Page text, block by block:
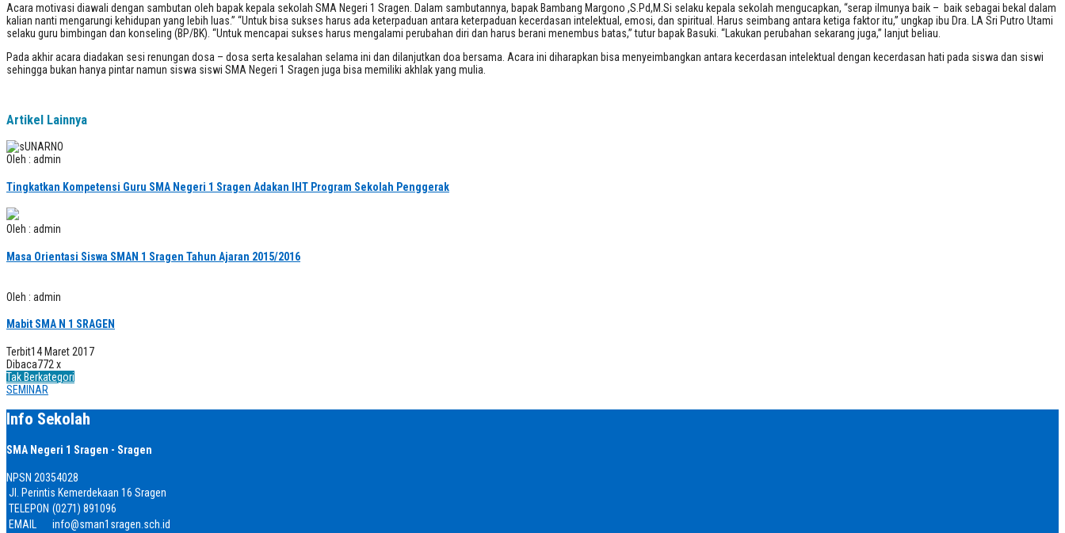
Acara motivasi diawali dengan sambutan oleh bapak kepala sekolah SMA Negeri 1 Sragen. Dalam sambutannya, bapak Bambang Margono ,S.Pd,M.Si selaku kepala sekolah mengucapkan, “serap ilmunya baik – baik sebagai bekal dalam
kalian nanti mengarungi kehidupan yang lebih luas.” “Untuk bisa sukses harus ada keterpaduan antara keterpaduan kecerdasan intelektual, emosi, dan spiritual. Harus seimbang antara ketiga faktor itu,” ungkap ibu Dra. LA Sri Putro Utami
selaku guru bimbingan dan konseling (BP/BK). “Untuk mencapai sukses harus mengalami perubahan diri dan harus berani menembus batas,” tutur bapak Basuki. “Lakukan perubahan sekarang juga,” lanjut beliau.
Pada akhir acara diadakan sesi renungan dosa – dosa serta kesalahan selama ini dan dilanjutkan doa bersama. Acara ini diharapkan bisa menyeimbangkan antara kecerdasan intelektual dengan kecerdasan hati pada siswa dan siswi
sehingga bukan hanya pintar namun siswa siswi SMA Negeri 1 Sragen juga bisa memiliki akhlak yang mulia.
Artikel Lainnya
Oleh : admin
Tingkatkan Kompetensi Guru SMA Negeri 1 Sragen Adakan IHT Program Sekolah Penggerak
Oleh : admin
Masa Orientasi Siswa SMAN 1 Sragen Tahun Ajaran 2015/2016
Oleh : admin
Mabit SMA N 1 SRAGEN
Terbit14 Maret 2017
Dibaca772 x
Tak Berkategori
SEMINAR
Info Sekolah
SMA Negeri 1 Sragen - Sragen
NPSN 20354028
Jl. Perintis Kemerdekaan 16 Sragen
TELEPON (0271) 891096
EMAIL
info@sman1sragen.sch.id